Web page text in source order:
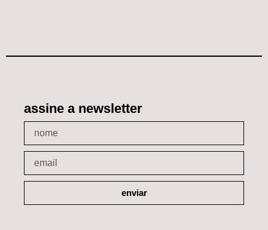
assine a newsletter
enviar